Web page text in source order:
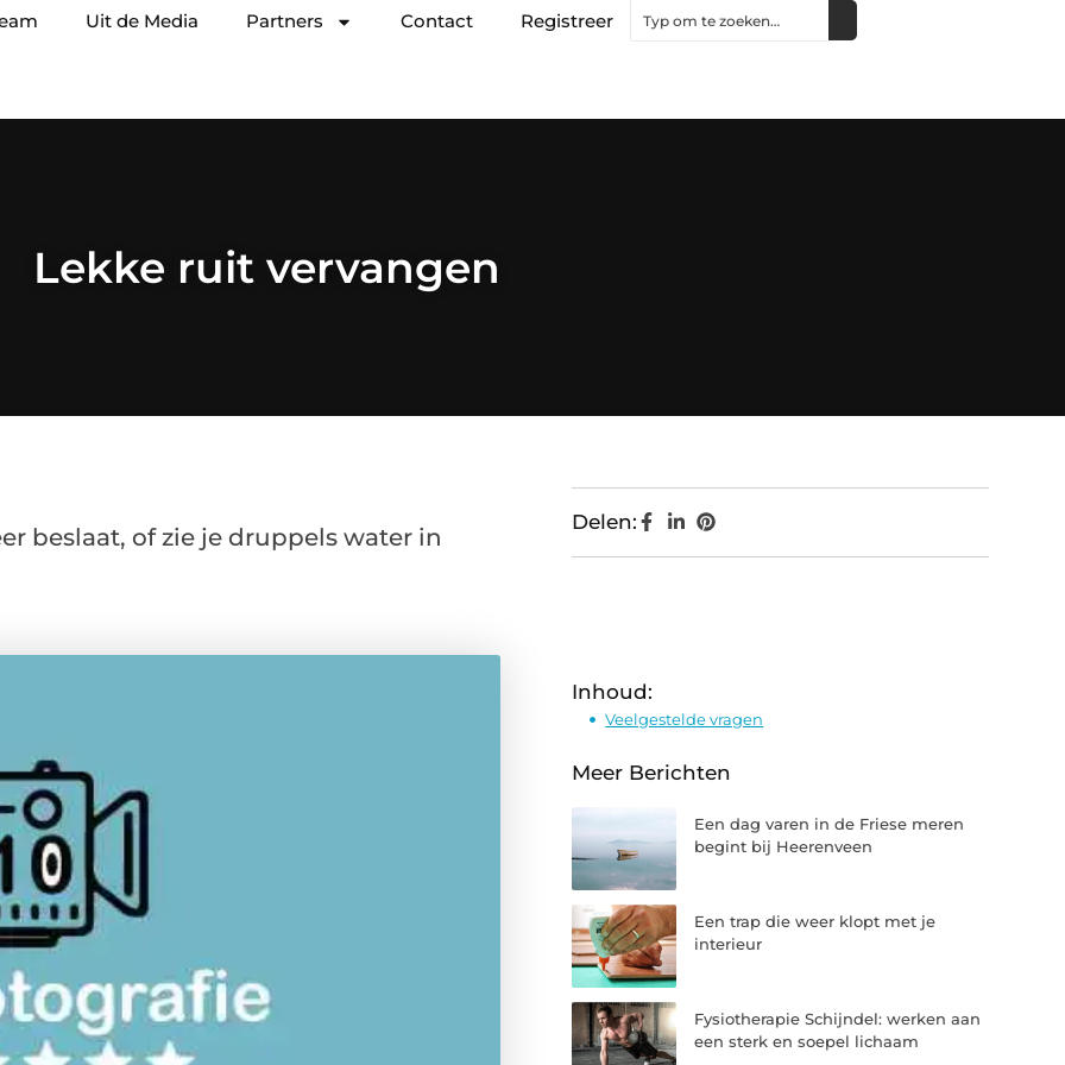
Uit de Media Partners Contact Registreer
Lekke ruit vervangen
beslaat, of zie je druppels water in
Delen:
Inhoud:
Veelgestelde vragen
Meer Berichten
Een dag varen in de Friese meren
begint bij Heerenveen
Een trap die weer klopt met je
interieur
Fysiotherapie Schijndel: werken aan
een sterk en soepel lichaam